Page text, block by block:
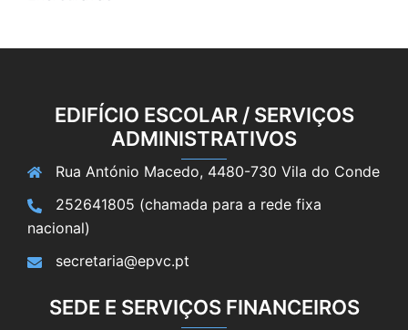
EDIFÍCIO ESCOLAR / SERVIÇOS
ADMINISTRATIVOS
Rua António Macedo, 4480-730 Vila do Conde
252641805 (chamada para a rede fixa
nacional)
secretaria@epvc.pt
SEDE E SERVIÇOS FINANCEIROS